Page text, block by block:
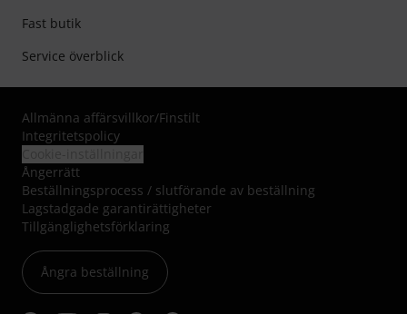
Fast butik
Service överblick
Allmänna affärsvillkor/Finstilt
Integritetspolicy
Ångerrätt
Beställningsprocess / slutförande av beställning
Lagstadgade garantirättigheter
Tillgänglighetsförklaring
Ångra beställning